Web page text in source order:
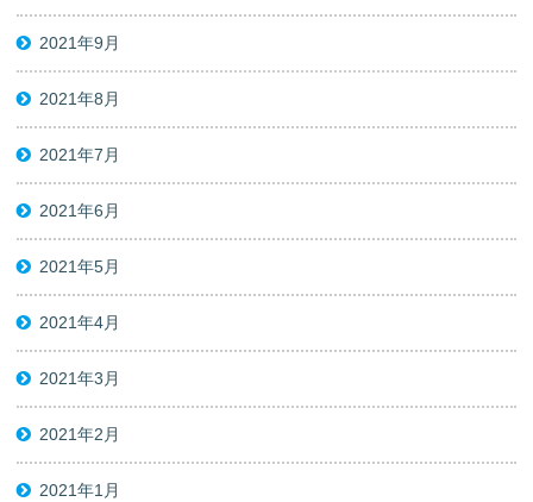
2021年9月
2021年8月
2021年7月
2021年6月
2021年5月
2021年4月
2021年3月
2021年2月
2021年1月